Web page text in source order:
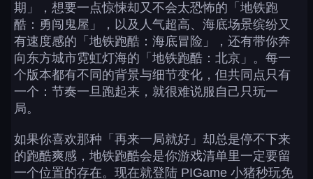
期」，想要一点惊悚却又不会太恐怖的「地铁跑
酷：勇闯鬼屋」，以及人气超高、海底场景缤纷又
有速度感的「地铁跑酷：海底冒险」，还有带你奔
向东方城市霓虹灯海的「地铁跑酷：北京」。每一
个版本都有不同的背景与细节变化，但共同点只有
一个：节奏一旦跑起来，就很难说服自己只玩一
局。
如果你喜欢那种「再来一局就好」却总是停不下来
的跑酷爽感，地铁跑酷会是你游戏清单里一定要留
一个位置的存在。现在就登陆 PIGame 小猪秒玩免